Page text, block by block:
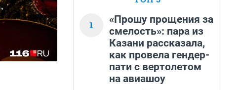
1
«Прошу прощения за
смелость»: пара из
Казани рассказала,
как провела гендер-
пати с вертолетом
на авиашоу